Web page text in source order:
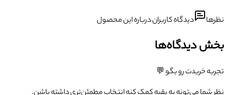
نظرها دیدگاه کاربران درباره این محصول
بخش دیدگاه‌ها
تجربه خریدت رو بگو 💬